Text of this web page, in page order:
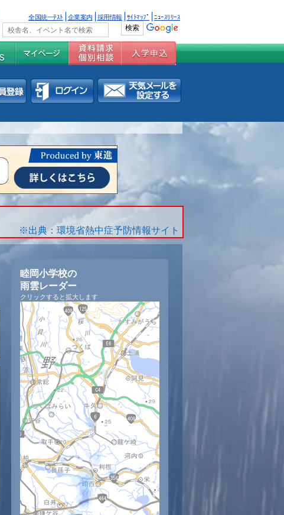
全国統一ﾃｽﾄ 企業案内 採用情報 ｻｲﾄﾏｯﾌﾟ ﾆｭｰｽﾘﾘｰｽ
※出典：環境省熱中症予防情報サイト
睦岡小学校の
雨雲レーダー
クリックすると拡大します